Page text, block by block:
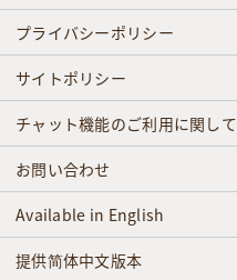
プライバシーポリシー
サイトポリシー
チャット機能のご利用に関して
お問い合わせ
Available in English
提供简体中文版本